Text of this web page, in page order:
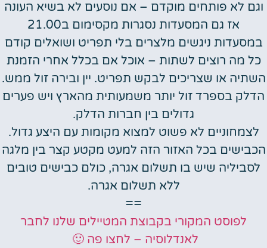
וגם לא פותחים מוקדם – אם נוסעים לא בשיא העונה
אז גם המסעדות נסגרות מקסימום ב21.00
במסעדות ניגשים מלצרים בלי תפריט ושואלים קודם
כל מה רוצים לשתות – אוכל אם בכלל אחרי הזמנת
השתיה או שצריכים לבקש תפריט. יין ובירה זול ממש.
הדלק בספרד זול יותר משמעותית מהארץ ויש פערים
גדולים בין חברות הדלק.
לצמחוניים לא פשוט למצוא מקומות עם היצע גדול.
הכבישים בכל האזור הזה למעט מקטע קצר בין מלגה
לסביליה שיש בו תשלום אגרה, כולם כבישים טובים
ללא תשלום אגרה.
==
לפוסט המקורי בקבוצת המטיילים שלנו לחבר
לאנדלוסיה – לחצו פה 🙂